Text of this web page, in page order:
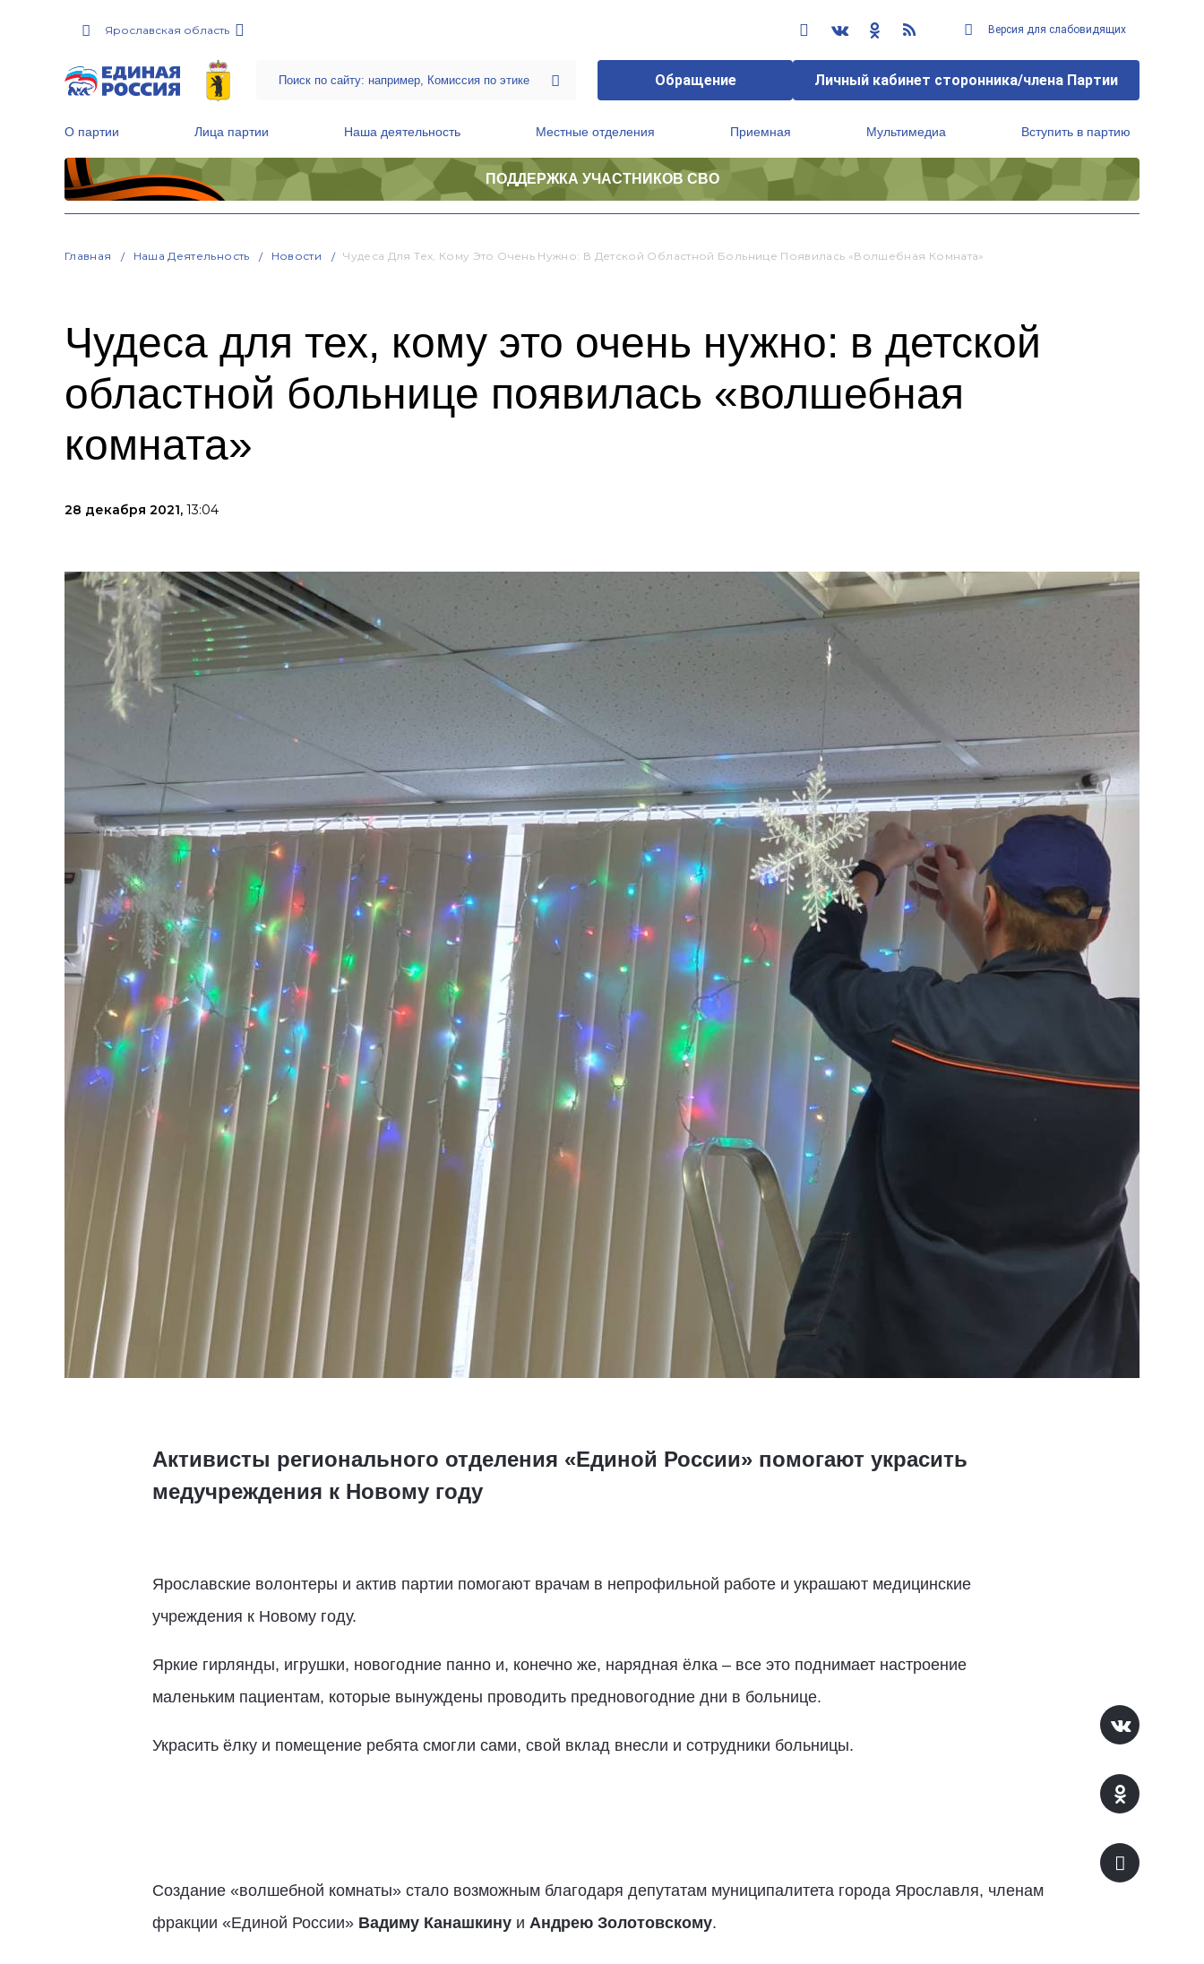
Ярославская область Версия для слабовидящих
Обращение Личный кабинет сторонника/члена Партии
О партии Лица партии Наша деятельность Местные отделения Приемная Мультимедиа Вступить в партию
ПОДДЕРЖКА УЧАСТНИКОВ СВО
Главная Наша Деятельность Новости Чудеса Для Тех, Кому Это Очень Нужно: В Детской Областной Больнице Появилась «волшебная Комната»
Чудеса для тех, кому это очень нужно: в детской
областной больнице появилась «волшебная
комната»
28 декабря 2021, 13:04
Активисты регионального отделения «Единой России» помогают украсить
медучреждения к Новому году
Ярославские волонтеры и актив партии помогают врачам в непрофильной работе и украшают медицинские
учреждения к Новому году.
Яркие гирлянды, игрушки, новогодние панно и, конечно же, нарядная ёлка – все это поднимает настроение
маленьким пациентам, которые вынуждены проводить предновогодние дни в больнице.
Украсить ёлку и помещение ребята смогли сами, свой вклад внесли и сотрудники больницы.
Создание «волшебной комнаты» стало возможным благодаря депутатам муниципалитета города Ярославля, членам
фракции «Единой России» Вадиму Канашкинуи Андрею Золотовскому.